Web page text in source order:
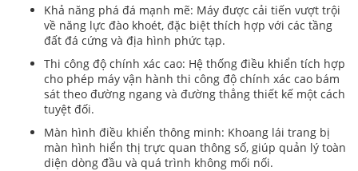
Khả năng phá đá mạnh mẽ: Máy được cải tiến vượt trội
về năng lực đào khoét, đặc biệt thích hợp với các tầng
đất đá cứng và địa hình phức tạp.
Thi công độ chính xác cao: Hệ thống điều khiển tích hợp
cho phép máy vận hành thi công độ chính xác cao bám
sát theo đường ngang và đường thẳng thiết kế một cách
tuyệt đối.
Màn hình điều khiển thông minh: Khoang lái trang bị
màn hình hiển thị trực quan thông số, giúp quản lý toàn
diện dòng đầu và quá trình không mối nối.